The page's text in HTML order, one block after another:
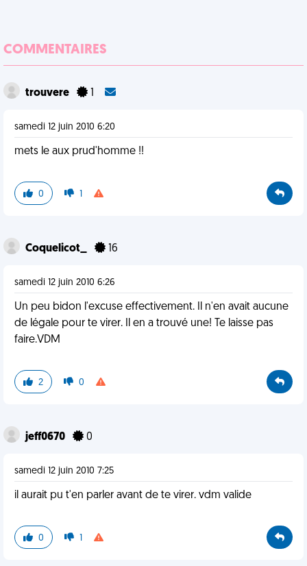
COMMENTAIRES
trouvere
samedi 12 juin 2010 6:20
mets le aux prud'homme !!
0 1
Coquelicot_ 16
samedi 12 juin 2010 6:26
Un peu bidon l'excuse effectivement. Il n'en avait aucune
de légale pour te virer. Il en a trouvé une! Te laisse pas
faire.VDM
2 0
jeff0670 0
samedi 12 juin 2010 7:25
il aurait pu t'en parler avant de te virer. vdm valide
0 1